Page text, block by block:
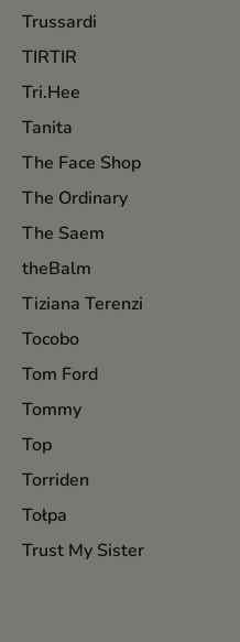
Trussardi
TIRTIR
Tri.Hee
Tanita
The Face Shop
The Ordinary
The Saem
theBalm
Tiziana Terenzi
Tocobo
Tom Ford
Tommy
Top
Torriden
Tołpa
Trust My Sister